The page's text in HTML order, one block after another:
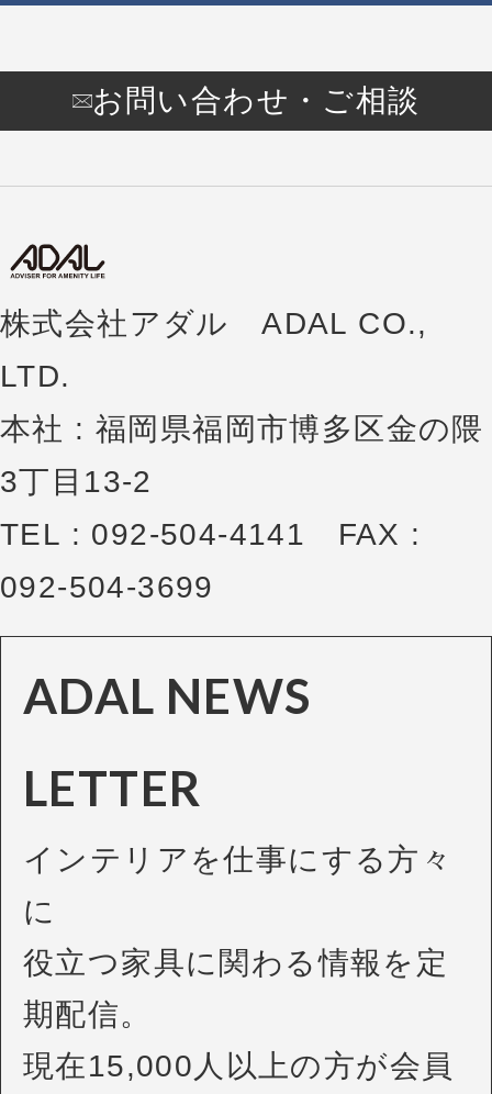
お問い合わせ・ご相談
株式会社アダル ADAL CO.,
LTD.
本社 : 福岡県福岡市博多区金の隈
3丁目13-2
TEL : 092-504-4141 FAX :
092-504-3699
ADAL NEWS
LETTER
インテリアを仕事にする方々
に
役立つ家具に関わる情報を定
期配信。
現在15,000人以上の方が会員